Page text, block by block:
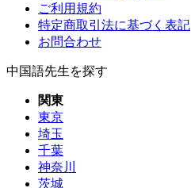
ご利用規約
特定商取引法に基づく表記
お問合わせ
中国語先生を探す
関東
東京
埼玉
千葉
神奈川
茨城